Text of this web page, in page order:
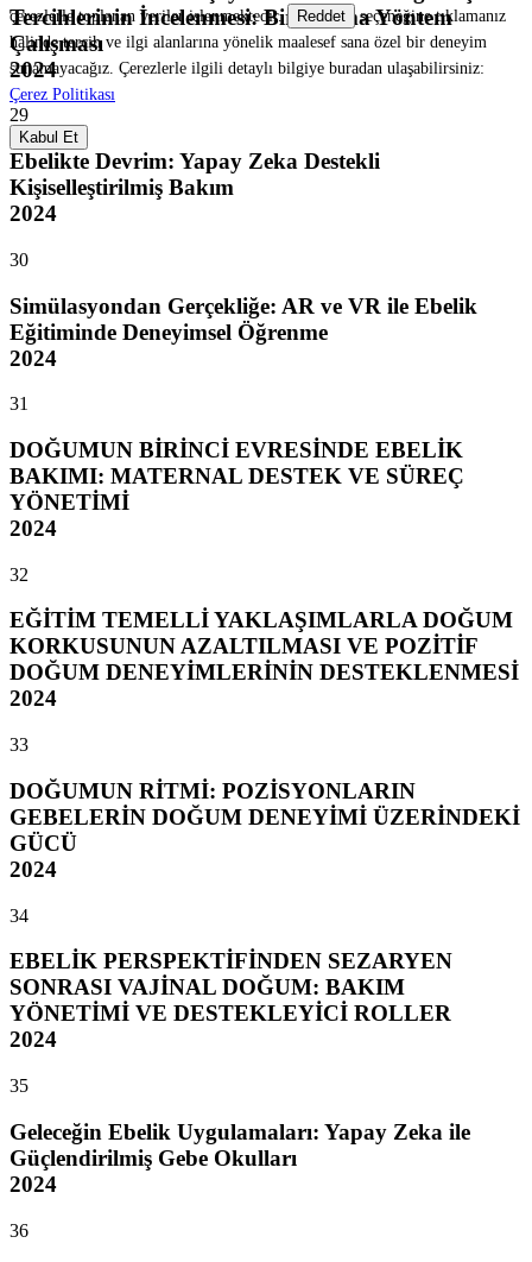
Tercihlerinin İncelenmesi: Bir Karma Yöntem
Çalışması
2024
29
Ebelikte Devrim: Yapay Zeka Destekli
Kişiselleştirilmiş Bakım
2024
30
Simülasyondan Gerçekliğe: AR ve VR ile Ebelik
Eğitiminde Deneyimsel Öğrenme
2024
31
DOĞUMUN BİRİNCİ EVRESİNDE EBELİK
BAKIMI: MATERNAL DESTEK VE SÜREÇ
YÖNETİMİ
2024
32
EĞİTİM TEMELLİ YAKLAŞIMLARLA DOĞUM
KORKUSUNUN AZALTILMASI VE POZİTİF
DOĞUM DENEYİMLERİNİN DESTEKLENMESİ
2024
33
DOĞUMUN RİTMİ: POZİSYONLARIN
GEBELERİN DOĞUM DENEYİMİ ÜZERİNDEKİ
GÜCÜ
2024
34
EBELİK PERSPEKTİFİNDEN SEZARYEN
SONRASI VAJİNAL DOĞUM: BAKIM
YÖNETİMİ VE DESTEKLEYİCİ ROLLER
2024
35
Geleceğin Ebelik Uygulamaları: Yapay Zeka ile
Güçlendirilmiş Gebe Okulları
2024
36
çerezlerle toplanan veriler işlenmektedir.
Reddet seçeneğine tıklamanız
halinde tercih ve ilgi alanlarına yönelik maalesef sana özel bir deneyim
sunamayacağız. Çerezlerle ilgili detaylı bilgiye buradan ulaşabilirsiniz:
Çerez Politikası
Kabul Et